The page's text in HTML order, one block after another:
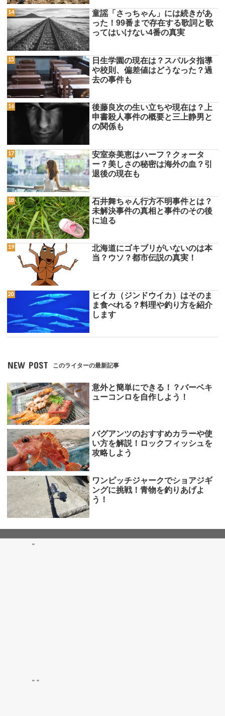
童謡「さっちゃん」には続きがあ
った！99番まで存在する歌詞と歌
ってはいけない4番の真実
日生学園の現在は？スパルタ指導
や校則、偏差値はどうなった？過
去の事件も
後藤良次の生い立ちや現在は？上
申書殺人事件の概要と三上静男と
の関係も
安室奈美恵はハーフ？クォータ
ー？美しさの秘密は海外の血？引
退後の現在も
石井舞ちゃん行方不明事件とは？
未解決事件の真相と事件のその後
に迫る
北海道にゴキブリがいないのは本
当？ウソ？都市伝説の真実！
ヒイカ（ジンドウイカ）はそのま
ま食べれる？料理や釣り方を紹介
します
NEW POST このライターの最新記事
意外と簡単にできる！？バーベキ
ューコンロを自作しよう！
バグアンツのおすすめカラーや使
い方を解説！ロックフィッシュを
攻略しよう
ワンピッチジャークでショアジギ
ングに挑戦！青物を釣りあげよ
う！
"
" "